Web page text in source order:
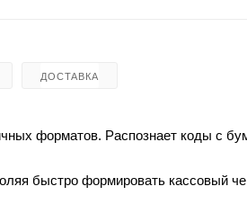
ДОСТАВКА
форматов. Распознает коды с
быстро формировать кассовый